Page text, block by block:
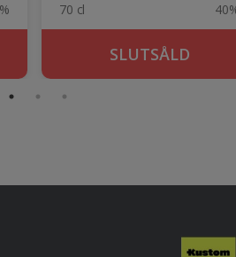
70 cl
SLUTSÅLD